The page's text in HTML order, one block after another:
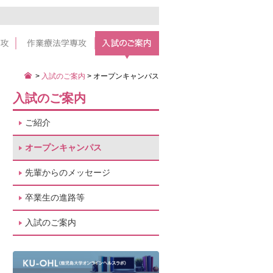
> 入試のご案内 > オープンキャンパス
入試のご案内
ご紹介
オープンキャンパス
先輩からのメッセージ
卒業生の進路等
入試のご案内